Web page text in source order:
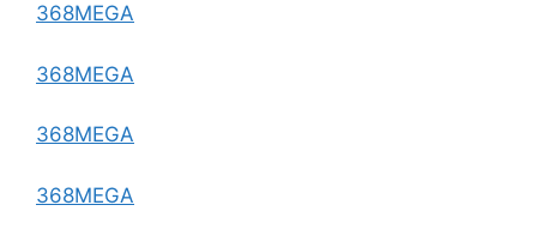
368MEGA
368MEGA
368MEGA
368MEGA